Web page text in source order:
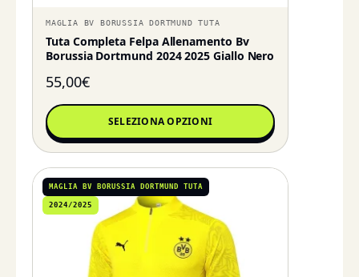
MAGLIA BV BORUSSIA DORTMUND TUTA
Tuta Completa Felpa Allenamento Bv
Borussia Dortmund 2024 2025 Giallo Nero
55,00€
SELEZIONA OPZIONI
MAGLIA BV BORUSSIA DORTMUND TUTA
2024/2025